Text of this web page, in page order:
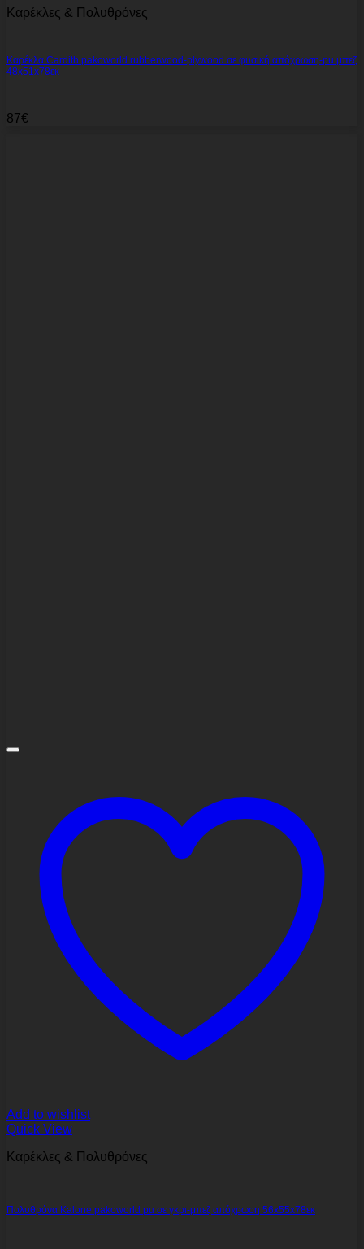
Καρέκλες & Πολυθρόνες
Καρέκλα Cardith pakoworld rubberwood-plywood σε φυσική απόχρωση-pu μπεζ
48x51x78εκ
87€
Add to wishlist
Quick View
Καρέκλες & Πολυθρόνες
Πολυθρόνα Kalone pakoworld pu σε γκρι-μπεζ απόχρωση 56x55x78εκ